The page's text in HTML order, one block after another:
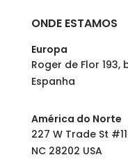
ONDE ESTAMOS
Europa
Roger de Flor 193,
Espanha
América do Norte
227 W Trade St
NC 28202 USA